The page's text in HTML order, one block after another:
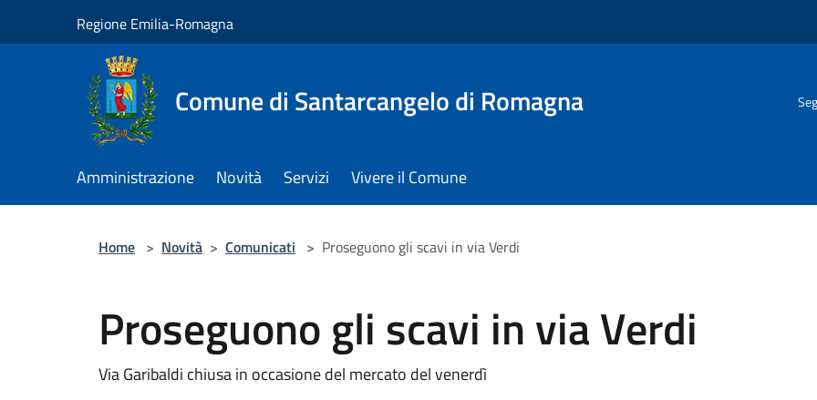
Regione Emilia-Romagna
Comune di Santarcangelo di Romagna
Amministrazione Novità Servizi Vivere il Comune
Home > Novità > Comunicati > Proseguono gli scavi in via Verdi
Proseguono gli scavi in via Verdi
Via Garibaldi chiusa in occasione del mercato del venerdì